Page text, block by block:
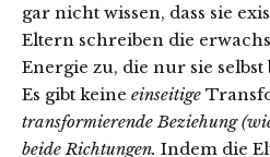
gar nicht wissen, dass sie
Eltern schreiben die
Energie zu, die nur sie selbst
Es gibt keine einseitige
transformierende Beziehung
beide Richtungen. Indem die